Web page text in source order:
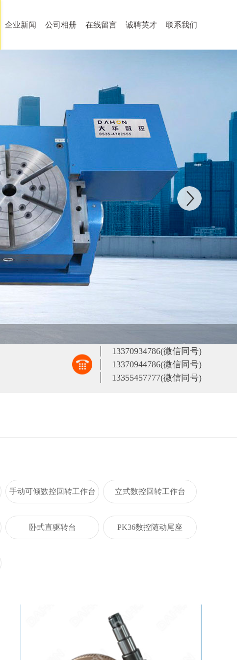
企业新闻 公司相册 在线留言 诚聘英才 联系我们
| 13370934786(微信同号)
| 13370944786(微信同号)
| 13355457777(微信同号)
手动可倾数控回转工作台 立式数控回转工作台
卧式直驱转台 PK36数控随动尾座